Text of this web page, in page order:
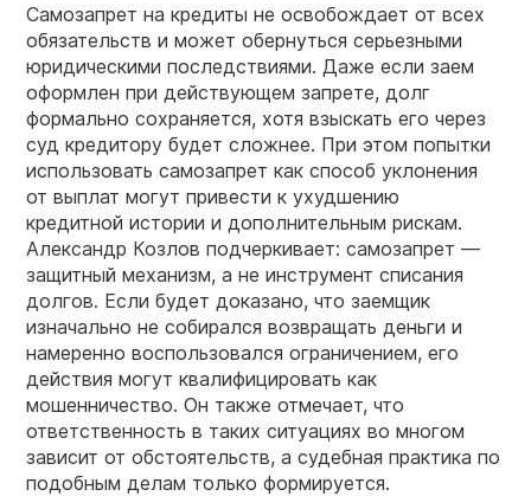
Самозапрет на кредиты не освобождает от всех
обязательств и может обернуться серьезными
юридическими последствиями. Даже если заем
оформлен при действующем запрете, долг
формально сохраняется, хотя взыскать его через
суд кредитору будет сложнее. При этом попытки
использовать самозапрет как способ уклонения
от выплат могут привести к ухудшению
кредитной истории и дополнительным рискам.
Александр Козлов подчеркивает: самозапрет —
защитный механизм, а не инструмент списания
долгов. Если будет доказано, что заемщик
изначально не собирался возвращать деньги и
намеренно воспользовался ограничением, его
действия могут квалифицировать как
мошенничество. Он также отмечает, что
ответственность в таких ситуациях во многом
зависит от обстоятельств, а судебная практика по
подобным делам только формируется.